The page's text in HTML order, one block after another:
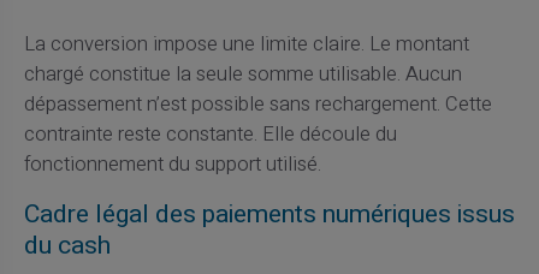
La conversion impose une limite claire. Le montant
chargé constitue la seule somme utilisable. Aucun
dépassement n’est possible sans rechargement. Cette
contrainte reste constante. Elle découle du
fonctionnement du support utilisé.
Cadre légal des paiements numériques issus
du cash